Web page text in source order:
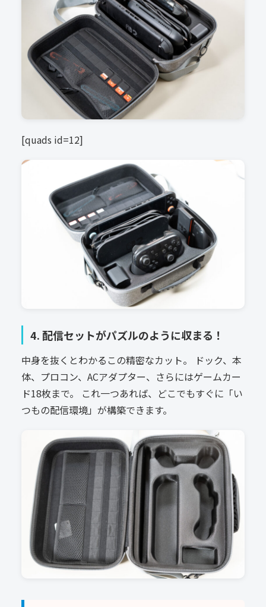
[quads id=12]
4. 配信セットがパズルのように収まる！
中身を抜くとわかるこの精密なカット。 ドック、本
体、プロコン、ACアダプター、さらにはゲームカー
ド18枚まで。 これ一つあれば、どこでもすぐに「い
つもの配信環境」が構築できます。